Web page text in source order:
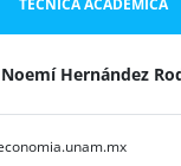
TÉCNICA ACADÉMICA
Hernández